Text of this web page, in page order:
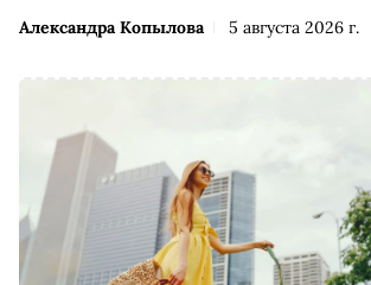
Александра Копылова 5 августа 2026 г.